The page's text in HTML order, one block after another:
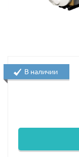
В наличии